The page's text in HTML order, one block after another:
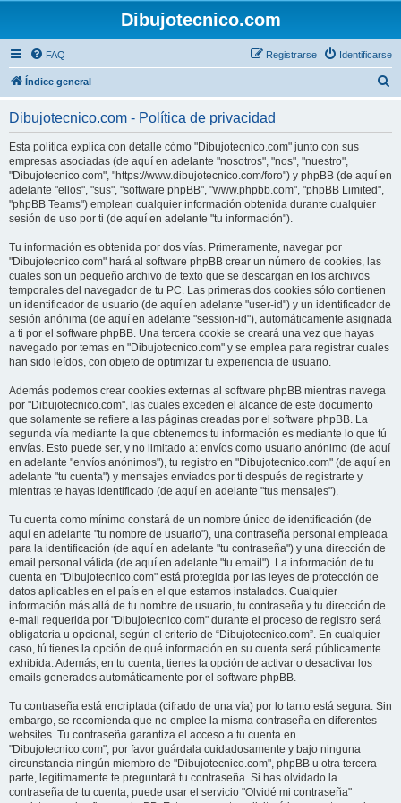
Dibujotecnico.com
FAQ Identificarse
Registrarse
Índice general
Dibujotecnico.com - Política de privacidad
Esta política explica con detalle cómo "Dibujotecnico.com" junto con sus
empresas asociadas (de aquí en adelante "nosotros", "nos", "nuestro",
"Dibujotecnico.com", "https://www.dibujotecnico.com/foro") y phpBB (de aquí en
adelante "ellos", "sus", "software phpBB", "www.phpbb.com", "phpBB Limited",
"phpBB Teams") emplean cualquier información obtenida durante cualquier
sesión de uso por ti (de aquí en adelante "tu información").
Tu información es obtenida por dos vías. Primeramente, navegar por
"Dibujotecnico.com" hará al software phpBB crear un número de cookies, las
cuales son un pequeño archivo de texto que se descargan en los archivos
temporales del navegador de tu PC. Las primeras dos cookies sólo contienen
un identificador de usuario (de aquí en adelante "user-id") y un identificador de
sesión anónima (de aquí en adelante "session-id"), automáticamente asignada
a ti por el software phpBB. Una tercera cookie se creará una vez que hayas
navegado por temas en "Dibujotecnico.com" y se emplea para registrar cuales
han sido leídos, con objeto de optimizar tu experiencia de usuario.
Además podemos crear cookies externas al software phpBB mientras navega
por "Dibujotecnico.com", las cuales exceden el alcance de este documento
que solamente se refiere a las páginas creadas por el software phpBB. La
segunda vía mediante la que obtenemos tu información es mediante lo que tú
envías. Esto puede ser, y no limitado a: envíos como usuario anónimo (de aquí
en adelante "envíos anónimos"), tu registro en "Dibujotecnico.com" (de aquí en
adelante "tu cuenta") y mensajes enviados por ti después de registrarte y
mientras te hayas identificado (de aquí en adelante "tus mensajes").
Tu cuenta como mínimo constará de un nombre único de identificación (de
aquí en adelante "tu nombre de usuario"), una contraseña personal empleada
para la identificación (de aquí en adelante "tu contraseña") y una dirección de
email personal válida (de aquí en adelante "tu email"). La información de tu
cuenta en "Dibujotecnico.com" está protegida por las leyes de protección de
datos aplicables en el país en el que estamos instalados. Cualquier
información más allá de tu nombre de usuario, tu contraseña y tu dirección de
e-mail requerida por "Dibujotecnico.com" durante el proceso de registro será
obligatoria u opcional, según el criterio de “Dibujotecnico.com”. En cualquier
caso, tú tienes la opción de qué información en su cuenta será públicamente
exhibida. Además, en tu cuenta, tienes la opción de activar o desactivar los
emails generados automáticamente por el software phpBB.
Tu contraseña está encriptada (cifrado de una vía) por lo tanto está segura. Sin
embargo, se recomienda que no emplee la misma contraseña en diferentes
websites. Tu contraseña garantiza el acceso a tu cuenta en
"Dibujotecnico.com", por favor guárdala cuidadosamente y bajo ninguna
circunstancia ningún miembro de "Dibujotecnico.com", phpBB u otra tercera
parte, legítimamente te preguntará tu contraseña. Si has olvidado la
contraseña de tu cuenta, puede usar el servicio "Olvidé mi contraseña"